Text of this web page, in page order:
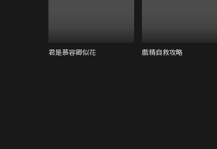
君是慕容卿似花 戲精自救攻略